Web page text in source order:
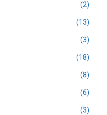
(2)
(13)
(3)
(18)
(8)
(6)
(3)